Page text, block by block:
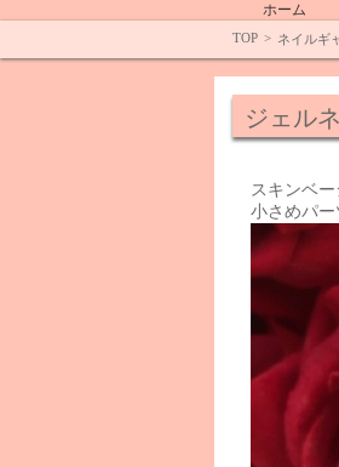
ホーム
TOP > ネイルギ
ジェル
スキンベ
小さめパ